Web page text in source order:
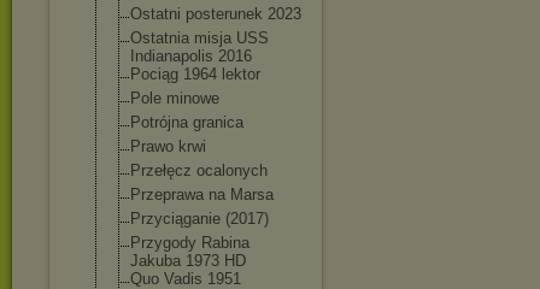
Ostatni posterunek 2023
Ostatnia misja USS
Indianapolis 2016
Pociąg 1964 lektor
Pole minowe
Potrójna granica
Prawo krwi
Przełęcz ocalonych
Przeprawa na Marsa
Przyciąganie (2017)
Przygody Rabina
Jakuba 1973 HD
Quo Vadis 1951